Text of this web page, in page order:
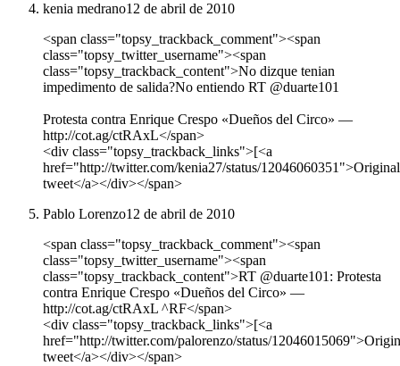
kenia medrano12 de abril de 2010
<span class="topsy_trackback_comment"><span
class="topsy_twitter_username"><span
class="topsy_trackback_content">No dizque tenian
impedimento de salida?No entiendo RT @duarte101
Protesta contra Enrique Crespo «Dueños del Circo» ―
http://cot.ag/ctRAxL</span>
<div class="topsy_trackback_links">[<a
href="http://twitter.com/kenia27/status/12046060351">Original
tweet</a></div></span>
Pablo Lorenzo12 de abril de 2010
<span class="topsy_trackback_comment"><span
class="topsy_twitter_username"><span
class="topsy_trackback_content">RT @duarte101: Protesta
contra Enrique Crespo «Dueños del Circo» ―
http://cot.ag/ctRAxL ^RF</span>
<div class="topsy_trackback_links">[<a
href="http://twitter.com/palorenzo/status/
tweet</a></div></span>